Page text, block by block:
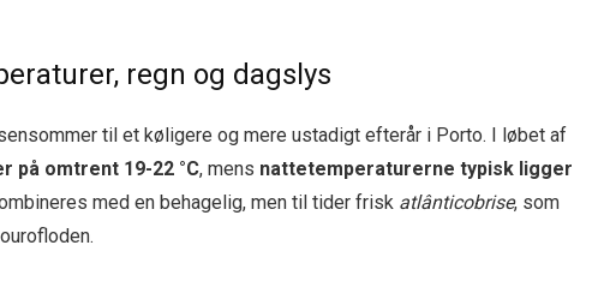
regn og dagslys
til et køligere og mere ustadigt efterår i Porto. I løbet af
på omtrent 19-22 °C, mens nattetemperaturerne typisk ligger
med en behagelig, men til tider frisk atlânticobrise, som